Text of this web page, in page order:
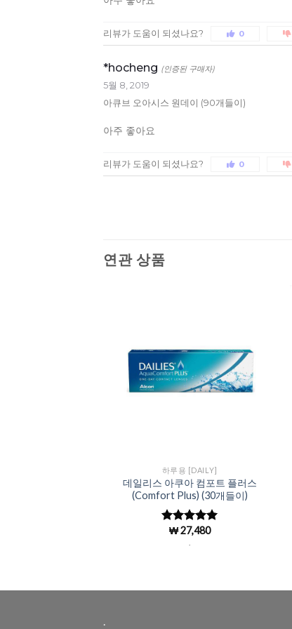
리뷰가 도움이 되셨나요? 0
*hocheng (인증된 구매자)
5월 8, 2019
아큐브 오아시스 원데이 (90개들이)
아주 좋아요
리뷰가 도움이 되셨나요? 0
연관 상품
하루용 [DAILY]
데일리스 아쿠아 컴포트 플러스
(Comfort Plus) (30개들이)
5 중에서
로 평
₩27,480
.